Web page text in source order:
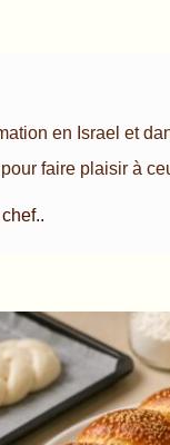
en Israel et
faire plaisir à